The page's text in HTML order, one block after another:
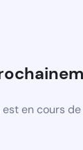
est en cours